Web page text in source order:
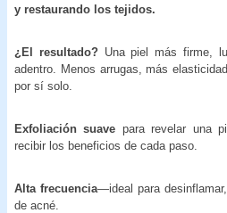
y restaurando los tejidos.
¿El resultado? Una piel más firme,
adentro. Menos arrugas, más
por sí solo.
Exfoliación suave para revelar una
recibir los beneficios de cada paso.
Alta frecuencia—ideal para
de acné.